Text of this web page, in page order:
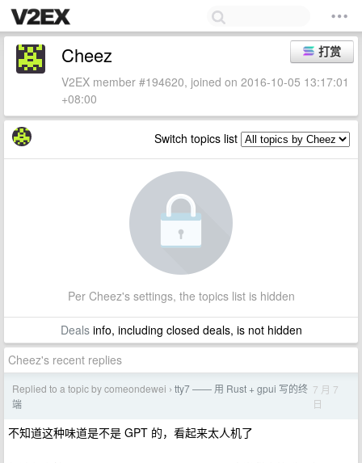
打赏
Cheez
V2EX member #194620, joined on 2016-10-05 13:17:01
+08:00
Switch topics list
Per Cheez's settings, the topics list is hidden
Dealsinfo, including closed deals, is not hidden
Cheez's recent replies
Replied to a topic by comeondewei › tty7 —— 用 Rust + gpui 写的终
端
7 月 7
日
不知道这种味道是不是 GPT 的，看起来太人机了